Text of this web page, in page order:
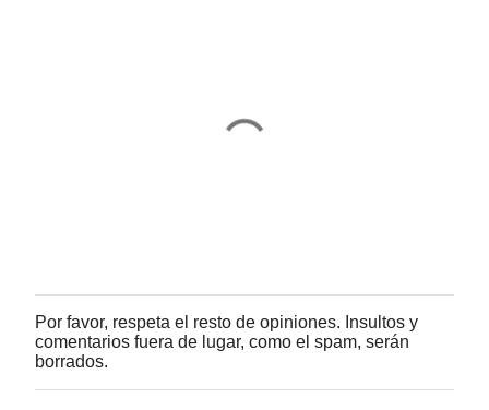
P
u
b
l
Por favor, respeta el resto de opiniones. Insultos y
comentarios fuera de lugar, como el spam, serán
borrados.